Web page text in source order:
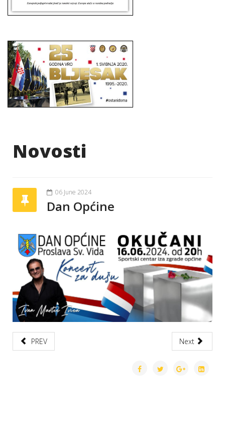
Novosti
06 June 2024
Dan Općine
PREV Next